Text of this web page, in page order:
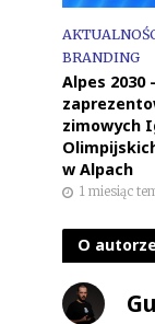
BRANDING
Alpes 2030
zimowych
w Alpach
1 miesiąc
O autorze